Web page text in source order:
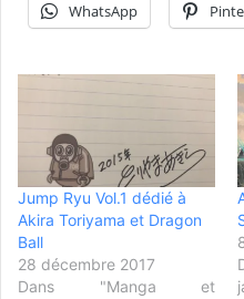
WhatsApp
Jump Ryu Vol.1 dédié à
Akira Toriyama et Dragon
Ball
28 décembre 2017
Dans "Manga et